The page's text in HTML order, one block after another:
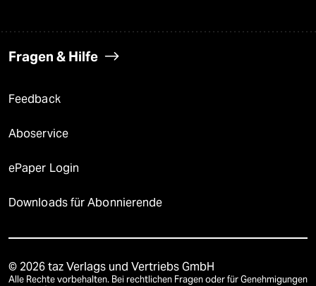
Fragen & Hilfe
Feedback
Aboservice
ePaper Login
Downloads für Abonnierende
© 2026 taz Verlags und Vertriebs GmbH
Alle Rechte vorbehalten. Bei rechtlichen Fragen oder für Genehmigungen